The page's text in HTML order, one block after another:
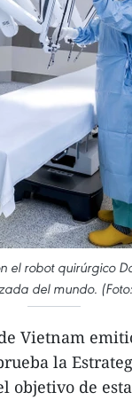
el robot quirúrgico
del mundo.
Vietnam
la
objetivo de